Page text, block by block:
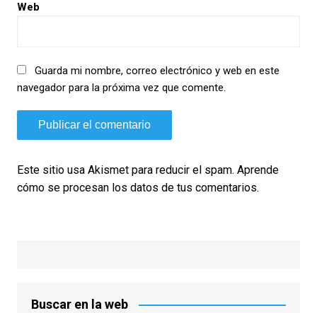
Web
Guarda mi nombre, correo electrónico y web en este
navegador para la próxima vez que comente.
Este sitio usa Akismet para reducir el spam. Aprende
cómo se procesan los datos de tus comentarios.
Buscar en la web